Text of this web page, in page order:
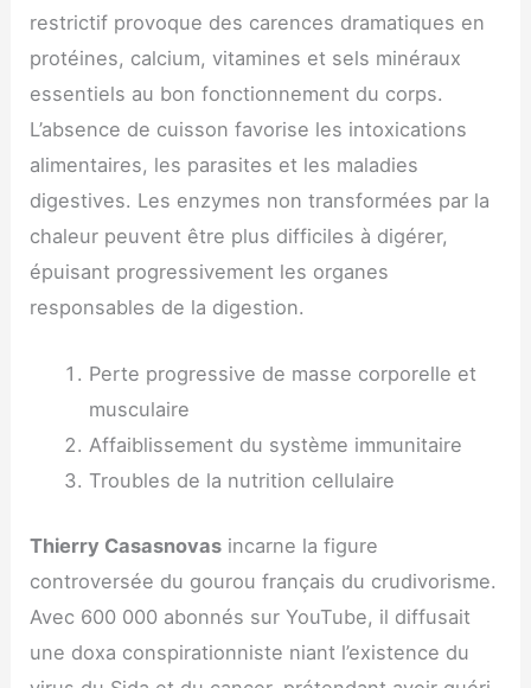
restrictif provoque des carences dramatiques en
protéines, calcium, vitamines et sels minéraux
essentiels au bon fonctionnement du corps.
L’absence de cuisson favorise les intoxications
alimentaires, les parasites et les maladies
digestives. Les enzymes non transformées par la
chaleur peuvent être plus difficiles à digérer,
épuisant progressivement les organes
responsables de la digestion.
Perte progressive de masse corporelle et
musculaire
Affaiblissement du système immunitaire
Troubles de la nutrition cellulaire
Thierry Casasnovas incarne la figure
controversée du gourou français du crudivorisme.
Avec 600 000 abonnés sur YouTube, il diffusait
une doxa conspirationniste niant l’existence du